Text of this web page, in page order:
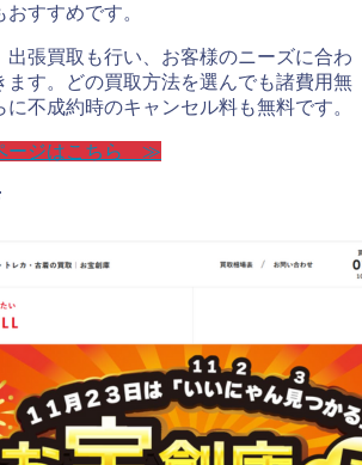
すすめです。
出張買取も行い、お客様のニーズに合わ
ます。どの買取方法を選んでも諸費用無
不成約時のキャンセル料も無料です。
ージはこちら ≫